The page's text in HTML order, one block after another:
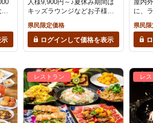
人様9,900円～♪夏休み期間は
キッズラウンジなどお子様向
けコンテンツ盛り沢山！小学
生添い寝無料・アーリーIN・
レイトOUT特典付き＜夕朝食
付＞
県民限定価格
ログインして価格を表示
屋内
に、
付き
県民
レストラン レ